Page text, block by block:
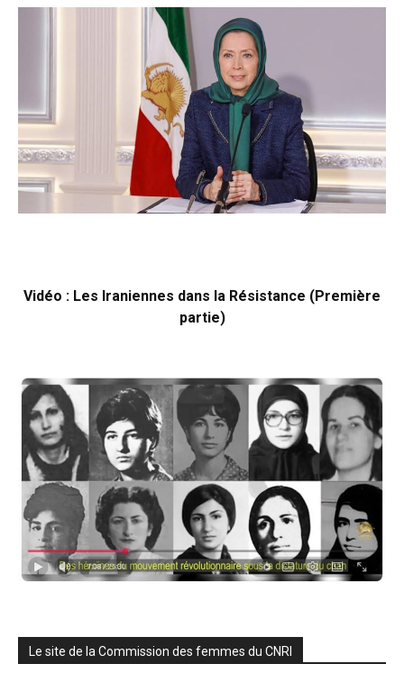
Vidéo : Les Iraniennes dans la Résistance (Première
partie)
Le site de la Commission des femmes du CNRI